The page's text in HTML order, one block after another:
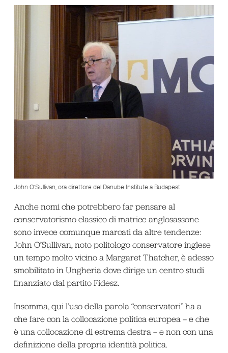
John O’Sullivan, ora direttore del Danube Institute a Budapest
Anche nomi che potrebbero far pensare al
conservatorismo classico di matrice anglosassone
sono invece comunque marcati da altre tendenze:
John O’Sullivan, noto politologo conservatore inglese
un tempo molto vicino a Margaret Thatcher, è adesso
smobilitato in Ungheria dove dirige un centro studi
finanziato dal partito Fidesz.
Insomma, qui l’uso della parola “conservatori” ha a
che fare con la collocazione politica europea – e che
è una collocazione di estrema destra – e non con una
definizione della propria identità politica.